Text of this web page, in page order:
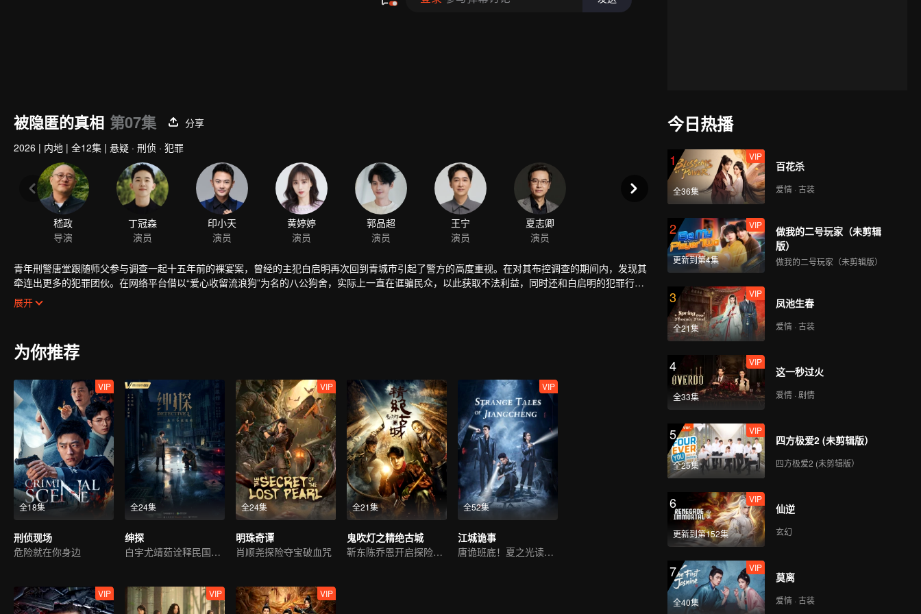
被隐匿的真相 第07集
分享
2026 | 内地 | 全12集 | 悬疑 · 刑侦 · 犯罪
青年刑警唐堂跟随师父参与调查一起十五年前的裸宴案，曾经的主犯白启明再次回到青城市引起了警方的高度重视。在对其布控调查的期间内，发现其
牵连出更多的犯罪团伙。在网络平台借以“爱心收留流浪狗”为名的八公狗舍，实际上一直在诓骗民众，以此获取不法利益，同时还和白启明的犯罪行为
有着极深的联系；在城内造成重大恶劣影响的偷狗二人组接连不断地引起事端，误食有毒食品的老人小孩激化社会矛盾，而他们背后似乎与“老白”还有
着千丝万缕的关联；本地颇具盛名的鸿运餐厅老板王力失手杀人；以及那莫名消失的流浪汉……在这种种谜团的背后，年轻正义的唐堂逐渐解开了真
展开
为你推荐
全18集
VIP
刑侦现场
危险就在你身边
全24集
绅探
白宇尤靖茹诠释民国侦探范
全24集
VIP
明珠奇谭
肖顺尧探险夺宝破血咒
全21集
鬼吹灯之精绝古城
靳东陈乔恩开启探险之旅
全52集
VIP
江城诡事
唐诡班底！夏之光读心识凶
VIP VIP VIP
今日热播
1
全36集
VIP
百花杀
爱情 · 古装
2
更新到第4集
VIP
做我的二号玩家（未剪辑
版）
做我的二号玩家（未剪辑版）
3
全21集
VIP
凤池生春
爱情 · 古装
4
全33集
VIP
这一秒过火
爱情 · 剧情
5
全25集
VIP
四方极爱2 (未剪辑版）
四方极爱2 (未剪辑版）
6
更新到第152集
VIP
仙逆
玄幻
7
全40集
VIP
莫离
爱情 · 古装